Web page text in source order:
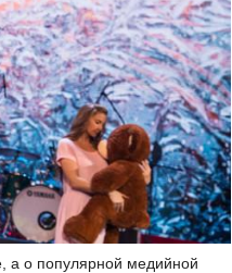
а о популярной медийной